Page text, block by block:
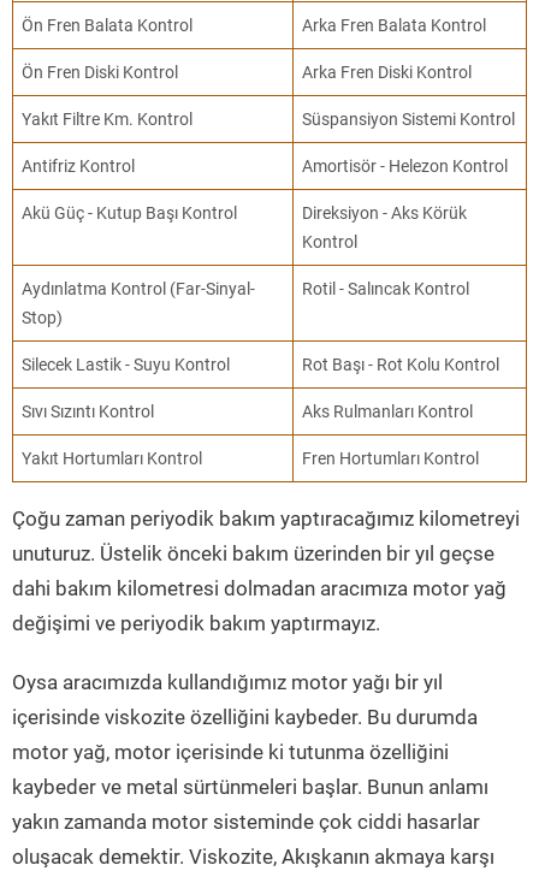
Ön Fren Balata Kontrol Arka Fren Balata Kontrol
Ön Fren Diski Kontrol Arka Fren Diski Kontrol
Yakıt Filtre Km. Kontrol Süspansiyon Sistemi Kontrol
Antifriz Kontrol Amortisör - Helezon Kontrol
Akü Güç - Kutup Başı Kontrol
Direksiyon - Aks Körük
Kontrol
Aydınlatma Kontrol (Far-Sinyal-
Stop)
Rotil - Salıncak Kontrol
Silecek Lastik - Suyu Kontrol Rot Başı - Rot Kolu Kontrol
Sıvı Sızıntı Kontrol Aks Rulmanları Kontrol
Yakıt Hortumları Kontrol Fren Hortumları Kontrol
Çoğu zaman periyodik bakım yaptıracağımız kilometreyi
unuturuz. Üstelik önceki bakım üzerinden bir yıl geçse
dahi bakım kilometresi dolmadan aracımıza motor yağ
değişimi ve periyodik bakım yaptırmayız.
Oysa aracımızda kullandığımız motor yağı bir yıl
içerisinde viskozite özelliğini kaybeder. Bu durumda
motor yağ, motor içerisinde ki tutunma özelliğini
kaybeder ve metal sürtünmeleri başlar. Bunun anlamı
yakın zamanda motor sisteminde çok ciddi hasarlar
oluşacak demektir. Viskozite, Akışkanın akmaya karşı